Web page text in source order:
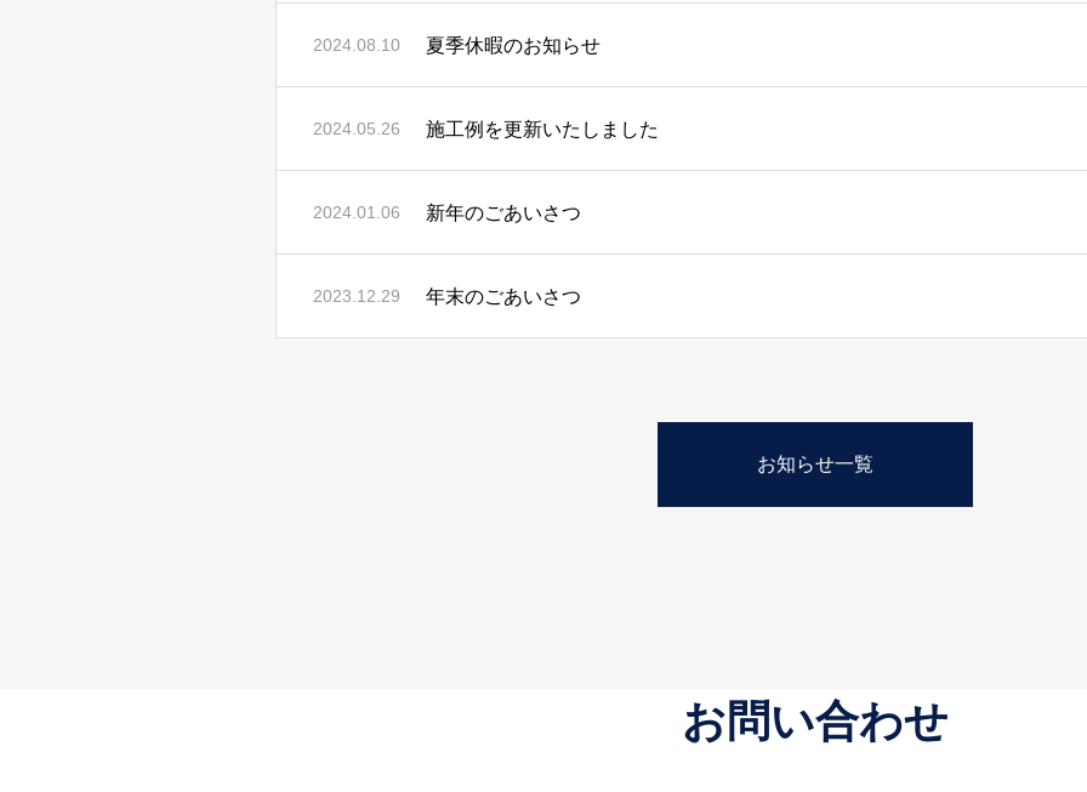
2024.08.10 夏季休暇のお知らせ
2024.05.26 施工例を更新いたしました
2024.01.06 新年のごあいさつ
2023.12.29 年末のごあいさつ
お知らせ一覧
お問い合わせ